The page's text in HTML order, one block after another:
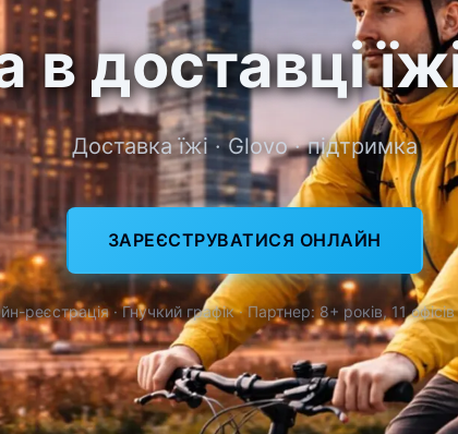
в доставці
Доставка їжі · Glovo · підтримка
ЗАРЕЄСТРУВАТИСЯ ОНЛАЙН
реєстрація · Гнучкий графік · Партнер: 8+ років, 11